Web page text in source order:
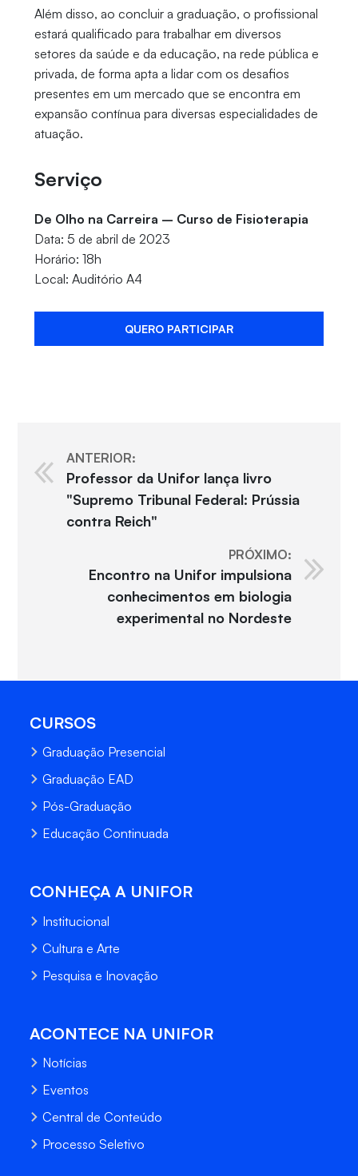
Além disso, ao concluir a graduação, o profissional
estará qualificado para trabalhar em diversos
setores da saúde e da educação, na rede pública e
privada, de forma apta a lidar com os desafios
presentes em um mercado que se encontra em
expansão contínua para diversas especialidades de
atuação.
Serviço
De Olho na Carreira – Curso de Fisioterapia
Data: 5 de abril de 2023
Horário: 18h
Local: Auditório A4
QUERO PARTICIPAR
ANTERIOR:
Professor da Unifor lança livro
"Supremo Tribunal Federal: Prússia
contra Reich"
PRÓXIMO:
Encontro na Unifor impulsiona
conhecimentos em biologia
experimental no Nordeste
CURSOS
Graduação Presencial
Graduação EAD
Pós-Graduação
Educação Continuada
CONHEÇA A UNIFOR
Institucional
Cultura e Arte
Pesquisa e Inovação
ACONTECE NA UNIFOR
Notícias
Eventos
Central de Conteúdo
Processo Seletivo